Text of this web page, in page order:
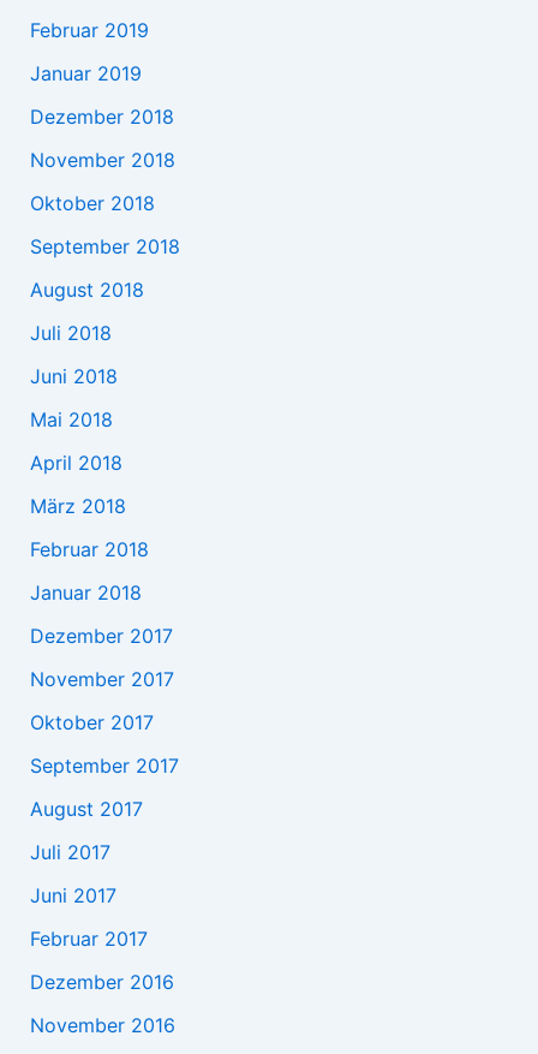
Februar 2019
Januar 2019
Dezember 2018
November 2018
Oktober 2018
September 2018
August 2018
Juli 2018
Juni 2018
Mai 2018
April 2018
März 2018
Februar 2018
Januar 2018
Dezember 2017
November 2017
Oktober 2017
September 2017
August 2017
Juli 2017
Juni 2017
Februar 2017
Dezember 2016
November 2016